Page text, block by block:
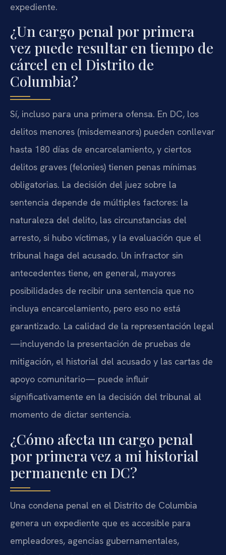
expediente.
¿Un cargo penal por primera
vez puede resultar en tiempo de
cárcel en el Distrito de
Columbia?
Sí, incluso para una primera ofensa. En DC, los
delitos menores (misdemeanors) pueden conllevar
hasta 180 días de encarcelamiento, y ciertos
delitos graves (felonies) tienen penas mínimas
obligatorias. La decisión del juez sobre la
sentencia depende de múltiples factores: la
naturaleza del delito, las circunstancias del
arresto, si hubo víctimas, y la evaluación que el
tribunal haga del acusado. Un infractor sin
antecedentes tiene, en general, mayores
posibilidades de recibir una sentencia que no
incluya encarcelamiento, pero eso no está
garantizado. La calidad de la representación legal
—incluyendo la presentación de pruebas de
mitigación, el historial del acusado y las cartas de
apoyo comunitario— puede influir
significativamente en la decisión del tribunal al
momento de dictar sentencia.
¿Cómo afecta un cargo penal
por primera vez a mi historial
permanente en DC?
Una condena penal en el Distrito de Columbia
genera un expediente que es accesible para
empleadores, agencias gubernamentales,